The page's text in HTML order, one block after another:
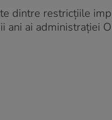
dintre restricţiile
ani ai administraţiei